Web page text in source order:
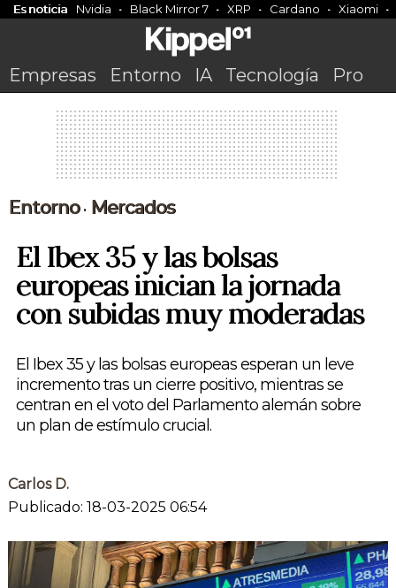
Es noticia Nvidia Black Mirror 7 XRP Cardano Xiaomi
Empresas Entorno IA Tecnología Pro
Entorno• Mercados
El Ibex 35 y las bolsas
europeas inician la jornada
con subidas muy moderadas
El Ibex 35 y las bolsas europeas esperan un leve
incremento tras un cierre positivo, mientras se
centran en el voto del Parlamento alemán sobre
un plan de estímulo crucial.
Carlos D.
Publicado: 18-03-2025 06:54